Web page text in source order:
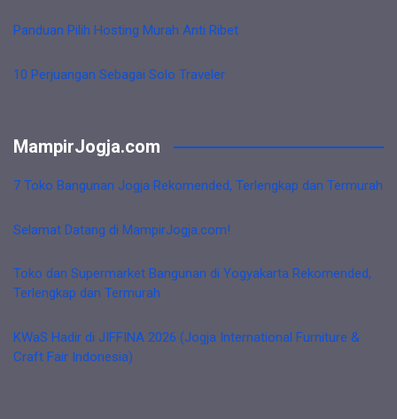
Panduan Pilih Hosting Murah Anti Ribet
10 Perjuangan Sebagai Solo Traveler
MampirJogja.com
7 Toko Bangunan Jogja Rekomended, Terlengkap dan Termurah
Selamat Datang di MampirJogja.com!
Toko dan Supermarket Bangunan di Yogyakarta Rekomended,
Terlengkap dan Termurah
KWaS Hadir di JIFFINA 2026 (Jogja International Furniture &
Craft Fair Indonesia)